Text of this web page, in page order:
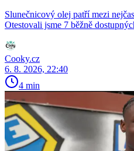
Slunečnicový olej patří mezi
Otestovali jsme 7 běžně
Cooky.cz
6. 8. 2026, 22:40
4 min